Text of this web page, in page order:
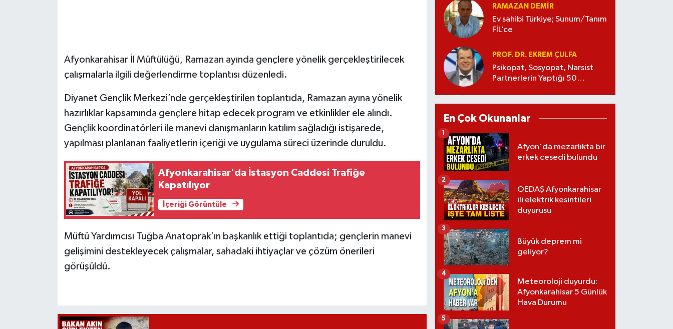
Afyonkarahisar İl Müftülüğü, Ramazan ayında gençlere yönelik gerçekleştirilecek
çalışmalarla ilgili değerlendirme toplantısı düzenledi.
Diyanet Gençlik Merkezi’nde gerçekleştirilen toplantıda, Ramazan ayına yönelik
hazırlıklar kapsamında gençlere hitap edecek program ve etkinlikler ele alındı.
Gençlik koordinatörleri ile manevi danışmanların katılım sağladığı istişarede,
yapılması planlanan faaliyetlerin içeriği ve uygulama süreci üzerinde duruldu.
Afyonkarahisar'da İstasyon Caddesi Trafiğe
Kapatılıyor
İçeriği Görüntüle
Müftü Yardımcısı Tuğba Anatoprak’ın başkanlık ettiği toplantıda; gençlerin manevi
gelişimini destekleyecek çalışmalar, sahadaki ihtiyaçlar ve çözüm önerileri
görüşüldü.
RAMAZAN DEMİR
Ev sahibi Türkiye; Sunum/Tanım
FİL’ce
PROF. DR. EKREM ÇULFA
Psikopat, Sosyopat, Narsist
Partnerlerin Yaptığı 50
En Çok Okunanlar
Afyon'da mezarlıkta bir
erkek cesedi bulundu
1
OEDAŞ Afyonkarahisar
ili elektrik kesintileri
duyurusu
2
Büyük deprem mi
geliyor?
3
Meteoroloji duyurdu:
Afyonkarahisar 5 Günlük
Hava Durumu
4
5